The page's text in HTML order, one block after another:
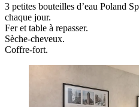
3 petites bouteilles d’eau Poland
chaque jour.
Fer et table à repasser.
Sèche-cheveux.
Coffre-fort.